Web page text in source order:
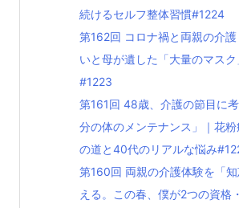
続けるセルフ整体習慣#1224
第162回 コロナ禍と両親の介
いと母が遺した「大量のマス
#1223
第161回 48歳、介護の節目に
分の体のメンテナンス」｜花
の道と40代のリアルな悩み
第160回 両親の介護体験を「
える。この春、僕が2つの資格